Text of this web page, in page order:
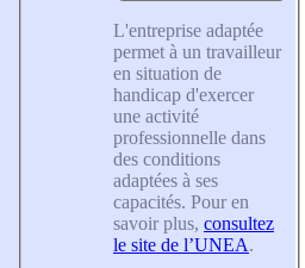
L'entreprise adaptée
permet à un travailleur
en situation de
handicap d'exercer
une activité
professionnelle dans
des conditions
adaptées à ses
capacités. Pour en
savoir plus, consultez
le site de l’UNEA.